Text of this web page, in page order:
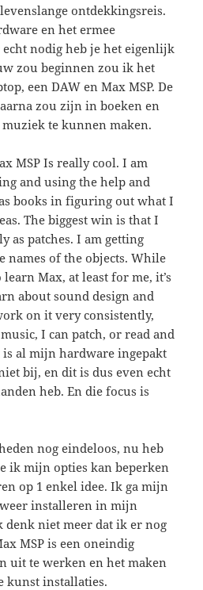
ontdekkingsreis.
en het ermee
nodig heb je het eigenlijk
zou beginnen zou ik het
een DAW en Max MSP. De
zou zijn in boeken en
te kunnen maken.
MSP Is really cool. I am
and using the help and
books in figuring out what I
The biggest win is that I
as patches. I am getting
of the objects. While
Max, at least for me, it’s
about sound design and
on it very consistently,
I can patch, or read and
is al mijn hardware ingepakt
bij, en dit is dus even echt
heb. En die focus is
nog eindeloos, nu heb
ik mijn opties kan beperken
op 1 enkel idee. Ik ga mijn
installeren in mijn
niet meer dat ik er nog
MSP is een oneindig
uit te werken en het maken
kunst installaties.